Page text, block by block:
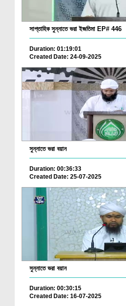
সাপ্তাহিক সুন্নাতে ভরা ইজতিমা EP# 446
Duration: 01:19:01
Created Date: 24-09-2025
সুন্নাতে ভরা বয়ান
Duration: 00:36:33
Created Date: 25-07-2025
সুন্নাতে ভরা বয়ান
Duration: 00:30:15
Created Date: 16-07-2025